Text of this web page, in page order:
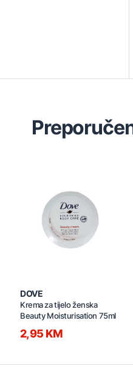
DOVE
Krema za tijelo ženska
Beauty Moisturisation 75ml
2,95 KM